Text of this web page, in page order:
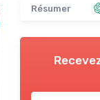
Résumer